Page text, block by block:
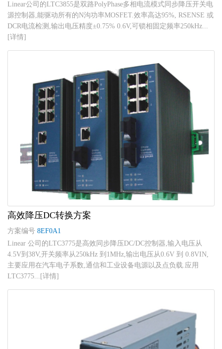
Linear公司的LTC3855是双路PolyPhase多相电流模式同步降压开关电
源控制器,能驱动所有的N沟功率MOSFET.效率高达95%, RSENSE 或
DCR电流检测,输出电压精度±0.75% 0.6V,可锁相固定频率250kHz...
[详情]
高效降压DC转换方案
方案编号 8EF0A1
Linear 公司的LTC3775是高效同步降压DC/DC控制器,输入电压从
4.5V到38V,开关频率从250kHz 到1MHz,输出电压从0.6V 到 0.8VIN,
主要应用在汽车电子系数,通信和工业设备电源以及点负载.应用
LTC3775...[详情]